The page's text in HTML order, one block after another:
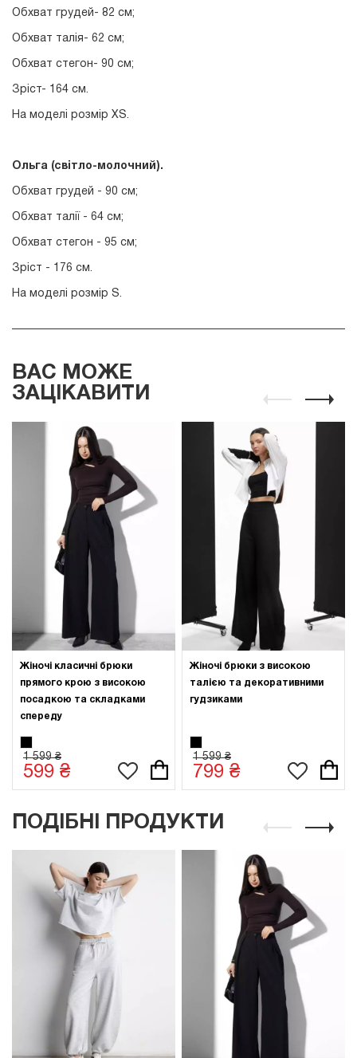
Обхват грудей- 82 см;
Обхват талія- 62 см;
Обхват стегон- 90 см;
Зріст- 164 см.
На моделі розмір ХS.
Ольга (світло-молочний).
Обхват грудей - 90 см;
Обхват талії - 64 см;
Обхват стегон - 95 см;
Зріст - 176 см.
На моделі розмір S.
ВАС МОЖЕ
ЗАЦІКАВИТИ
Жіночі класичні брюки
прямого крою з високою
посадкою та складками
спереду
1 599 ₴
599 ₴
Жіночі брюки з високою
талією та декоративними
гудзиками
1 599 ₴
799 ₴
ПОДІБНІ ПРОДУКТИ